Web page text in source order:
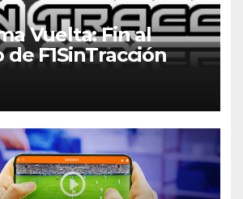
Vuelta: Fin al
F1SinTracción